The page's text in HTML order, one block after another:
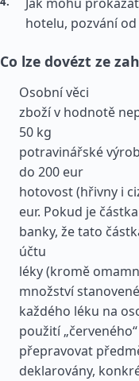
hotelu, pozvání
Co lze dovézt ze
Osobní věci
zboží v hodnotě
50 kg
potravinářské
do 200 eur
hotovost (hřivny i
eur. Pokud je
banky, že tato
účtu
léky (kromě
množství
každého léku na
použití
přepravovat
deklarovány,